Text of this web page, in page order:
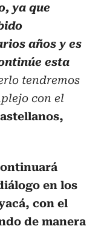
ya que
años y es
esta
tendremos
con el
en los
con el
de manera